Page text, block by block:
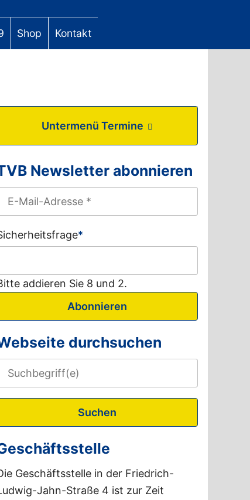
Shop Kontakt
Untermenü Termine
Newsletter abonnieren
*
addieren Sie 8 und 2.
Abonnieren
durchsuchen
Suchen
Geschäftsstelle in der Friedrich-
Jahn-Straße 4 ist zur Zeit